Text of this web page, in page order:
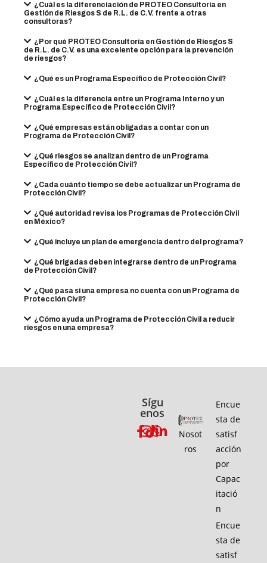
¿Cuál es la diferenciación de PROTEO Consultoría en
Gestión de Riesgos S de R.L. de C.V. frente a otras
consultoras?
¿Por qué PROTEO Consultoría en Gestión de Riesgos S
de R.L. de C.V. es una excelente opción para la prevención
de riesgos?
¿Qué es un Programa Específico de Protección Civil?
¿Cuál es la diferencia entre un Programa Interno y un
Programa Específico de Protección Civil?
¿Qué empresas están obligadas a contar con un
Programa de Protección Civil?
¿Qué riesgos se analizan dentro de un Programa
Específico de Protección Civil?
¿Cada cuánto tiempo se debe actualizar un Programa de
Protección Civil?
¿Qué autoridad revisa los Programas de Protección Civil
en México?
¿Qué incluye un plan de emergencia dentro del programa?
¿Qué brigadas deben integrarse dentro de un Programa
de Protección Civil?
¿Qué pasa si una empresa no cuenta con un Programa de
Protección Civil?
¿Cómo ayuda un Programa de Protección Civil a reducir
riesgos en una empresa?
Sígu
enos
Nosot
ros
Encue
sta de
satisf
acción
por
Capac
itació
n
Encue
sta de
satisf